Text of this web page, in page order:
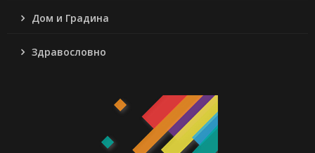
Дом и Градина
Здравословно